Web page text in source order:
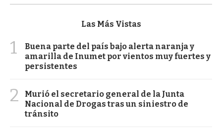
Las Más Vistas
1
Buena parte del país bajo alerta naranja y
amarilla de Inumet por vientos muy fuertes y
persistentes
2
Murió el secretario general de la Junta
Nacional de Drogas tras un siniestro de
tránsito